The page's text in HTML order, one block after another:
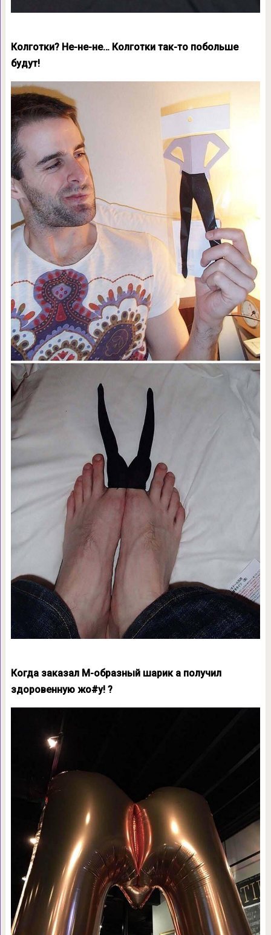
Колготки? Не-не-не… Колготки так-то побольше
будут!
Когда заказал М-образный шарик а получил
здоровенную жо#у! ?